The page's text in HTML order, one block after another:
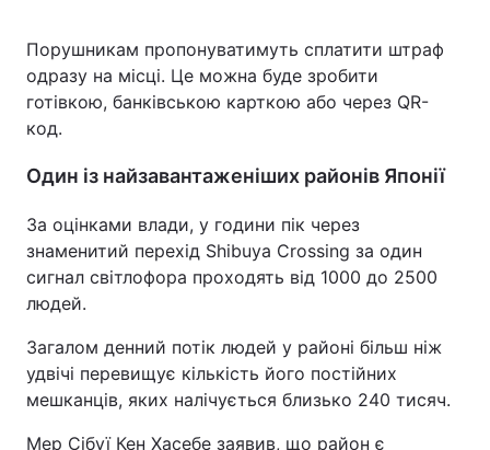
Порушникам пропонуватимуть сплатити штраф
одразу на місці. Це можна буде зробити
готівкою, банківською карткою або через QR-
код.
Один із найзавантаженіших районів Японії
За оцінками влади, у години пік через
знаменитий перехід Shibuya Crossing за один
сигнал світлофора проходять від 1000 до 2500
людей.
Загалом денний потік людей у районі більш ніж
удвічі перевищує кількість його постійних
мешканців, яких налічується близько 240 тисяч.
Мер Сібуї Кен Хасебе заявив, що район є